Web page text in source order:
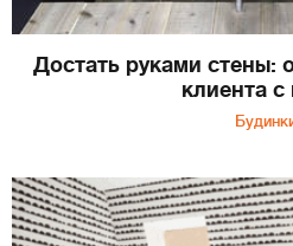
Достать руками стены:
клиента с